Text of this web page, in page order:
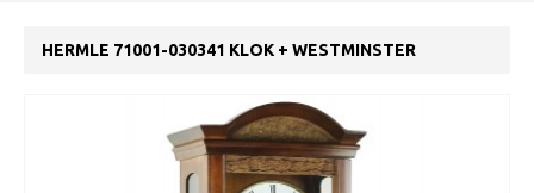
HERMLE 71001-030341 KLOK + WESTMINSTER